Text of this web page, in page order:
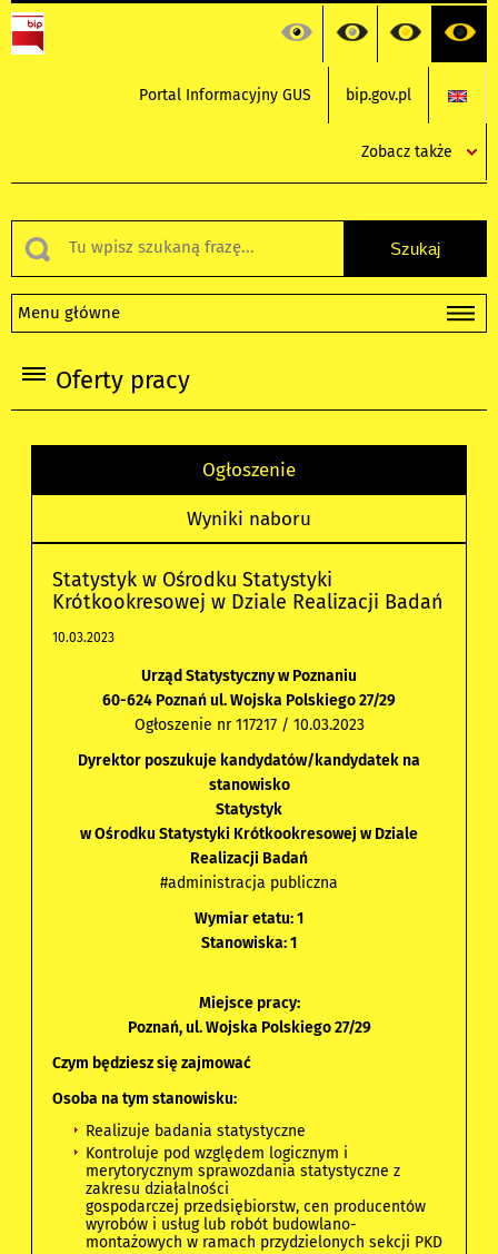
Portal Informacyjny GUS bip.gov.pl
Zobacz także
Menu główne
Oferty pracy
Ogłoszenie
Wyniki naboru
Statystyk w Ośrodku Statystyki
Krótkookresowej w Dziale Realizacji Badań
10.03.2023
Urząd Statystyczny w Poznaniu
60-624 Poznań ul. Wojska Polskiego 27/29
Ogłoszenie nr 117217 / 10.03.2023
Dyrektor poszukuje kandydatów/kandydatek na
stanowisko
Statystyk
w Ośrodku Statystyki Krótkookresowej w Dziale
Realizacji Badań
#administracja publiczna
Wymiar etatu: 1
Stanowiska: 1
Miejsce pracy:
​Poznań, ul. Wojska Polskiego 27/29
Czym będziesz się zajmować
Osoba na tym stanowisku:
Realizuje badania statystyczne
Kontroluje pod względem logicznym i
merytorycznym sprawozdania statystyczne z
zakresu działalności
gospodarczej przedsiębiorstw, cen producentów
wyrobów i usług lub robót budowlano-
montażowych w ramach przydzielonych sekcji PKD